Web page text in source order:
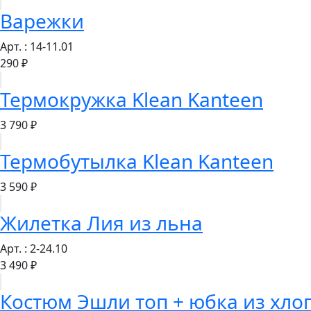
Варежки
Арт. : 14-11.01
290 ₽
Термокружка Klean Kanteen
3 790 ₽
Термобутылка Klean Kanteen
3 590 ₽
Жилетка Лия из льна
Арт. : 2-24.10
3 490 ₽
Костюм Эшли топ + юбка из